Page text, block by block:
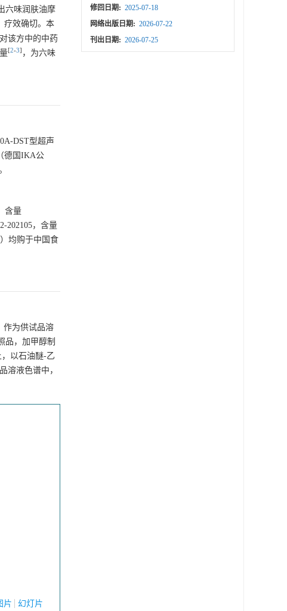
六味润肤油摩
疗效确切。本
该方中的中药
[2-3] ，为六味
DST型超声
德国IKA公
含量
202105，含量
均购于中国食
作为供试品溶
品，加甲醇制
以石油醚-乙
溶液色谱中，
片 幻灯片
修回日期: 2025-07-18
网络出版日期: 2026-07-22
刊出日期: 2026-07-25